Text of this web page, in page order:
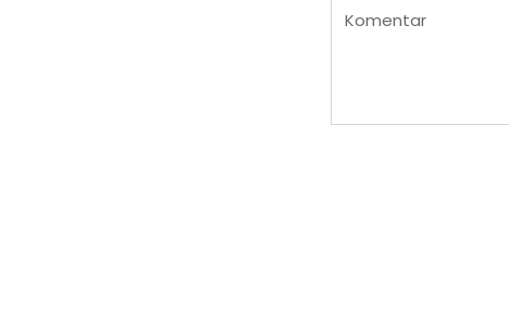
Komentar